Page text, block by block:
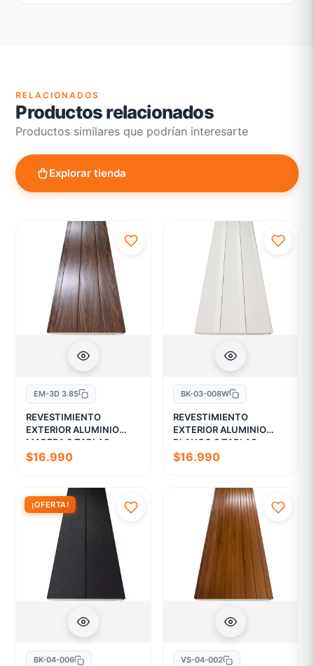
RELACIONADOS
Productos relacionados
Productos similares que podrían interesarte
Explorar tienda
EM-3D 3.85
REVESTIMIENTO
EXTERIOR ALUMINIO
MADERA 3 TABLAS
$16.990
BK-03-008W
REVESTIMIENTO
EXTERIOR ALUMINIO
BLANCO 3 TABLAS
$16.990
¡OFERTA!
BK-04-006 VS-04-002